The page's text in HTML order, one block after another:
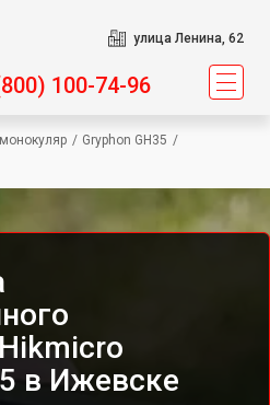
улица Ленина, 62
100-74-96
/ Gryphon GH35 /
в Ижевске